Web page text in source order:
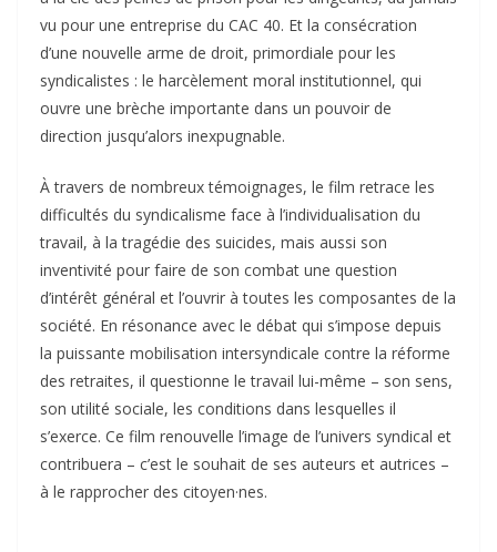
vu pour une entreprise du CAC 40. Et la consécration
d’une nouvelle arme de droit, primordiale pour les
syndicalistes : le harcèlement moral institutionnel, qui
ouvre une brèche importante dans un pouvoir de
direction jusqu’alors inexpugnable.
À travers de nombreux témoignages, le film retrace les
difficultés du syndicalisme face à l’individualisation du
travail, à la tragédie des suicides, mais aussi son
inventivité pour faire de son combat une question
d’intérêt général et l’ouvrir à toutes les composantes de la
société. En résonance avec le débat qui s’impose depuis
la puissante mobilisation intersyndicale contre la réforme
des retraites, il questionne le travail lui-même – son sens,
son utilité sociale, les conditions dans lesquelles il
s’exerce. Ce film renouvelle l’image de l’univers syndical et
contribuera – c’est le souhait de ses auteurs et autrices –
à le rapprocher des citoyen·nes.